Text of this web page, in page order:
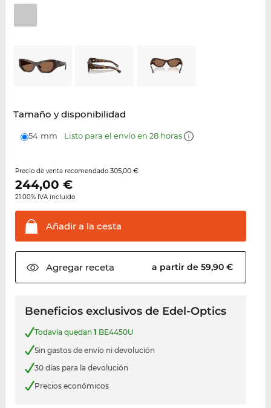
Tamaño y disponibilidad
54 mm Listo para el envío en 28 horas
Precio de venta recomendado 305,00 €
244,00 €
21.00% IVA incluido
Añadir a la cesta
Agregarreceta a partir de 59,90 €
Beneficios exclusivos de Edel-Optics
Todavía quedan 1 BE4450U
Sin gastos de envío ni devolución
30 días para la devolución
Precios económicos